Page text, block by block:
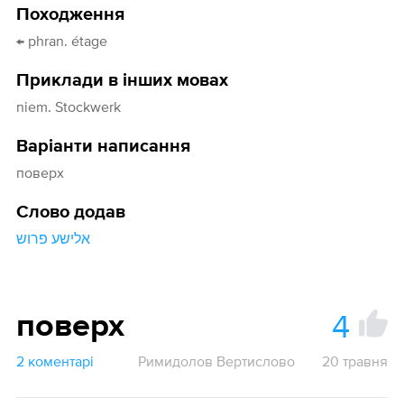
Походження
← phran. étage
Приклади в інших мовах
niem. Stockwerk
Варіанти написання
поверх
Слово додав
אלישע פרוש
поверх 4
2 коментарі Римидолов Вертислово 20 травня